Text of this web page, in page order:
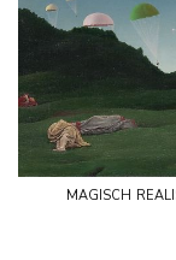
magisch